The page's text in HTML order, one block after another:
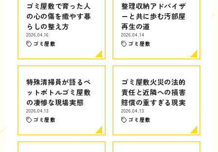
ゴミ屋敷で育った人
の心の傷を癒やす暮
らしの整え方
2026.04.16
ゴミ屋敷
整理収納アドバイザ
ーと共に歩む汚部屋
再生の道
2026.04.14
ゴミ屋敷
特殊清掃員が語るペ
ットボトルゴミ屋敷
の凄惨な現場実態
2026.04.13
ゴミ屋敷
ゴミ屋敷火災の法的
責任と近隣への損害
賠償の重すぎる現実
2026.04.13
ゴミ屋敷